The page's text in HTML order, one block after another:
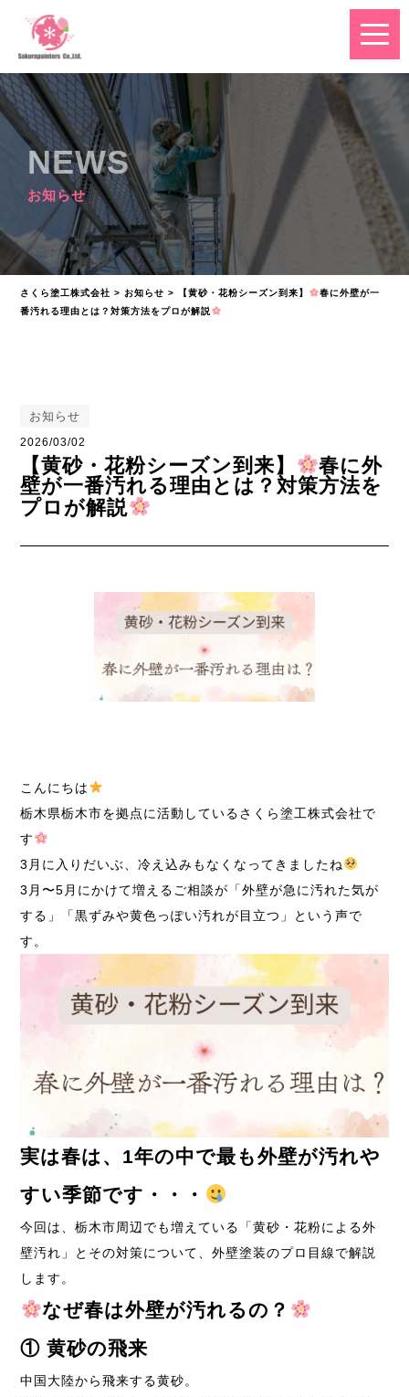
NEWS
お知らせ
さくら塗工株式会社 > お知らせ > 【黄砂・花粉シーズン到来】
春に外壁が一
番汚れる理由とは？対策方法をプロが解説
お知らせ
2026/03/02
【黄砂・花粉シーズン到来】
春に外
壁が一番汚れる理由とは？対策方法を
プロが解説
こんにちは
栃木県栃木市を拠点に活動しているさくら塗工株式会社で
す
3月に入りだいぶ、冷え込みもなくなってきましたね
3月〜5月にかけて増えるご相談が「外壁が急に汚れた気が
する」「黒ずみや黄色っぽい汚れが目立つ」という声で
す。
実は春は、 1年の中で最も外壁が汚れや
すい季節です・・・
今回は、栃木市周辺でも増えている「黄砂・花粉による外
壁汚れ」とその対策について、外壁塗装のプロ目線で解説
します。
なぜ春は外壁が汚れるの？
① 黄砂の飛来
中国大陸から飛来する黄砂。